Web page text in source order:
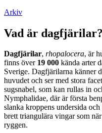
Arkiv
Vad är dagfjärilar?
Dagfjärilar, rhopalocera, är
finns över 19 000 kända arter
Sverige. Dagfjärilarna känner
huvudet och ser med stora
sugsnabel, som kan rullas in
Nymphalidae, där är första
slanka kroppens undersida
brett triangulära vingar som
ryggen.